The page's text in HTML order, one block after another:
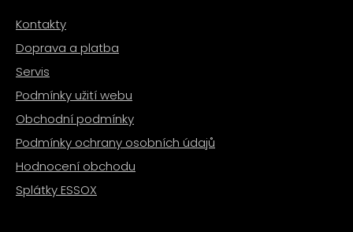
Kontakty
Doprava a platba
Servis
Podmínky užití webu
Obchodní podmínky
Podmínky ochrany osobních údajů
Hodnocení obchodu
Splátky ESSOX